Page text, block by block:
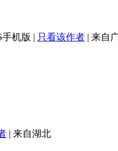
机版 | 只看该作者 | 来自
| 来自湖北